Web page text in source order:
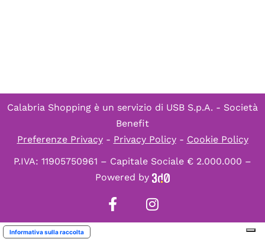
Calabria Shopping è un servizio di USB S.p.A. - Società
Benefit
Preferenze Privacy- Privacy Policy- Cookie Policy
P.IVA: 11905750961 – Capitale Sociale € 2.000.000 –
Powered by
Informativa sulla raccolta